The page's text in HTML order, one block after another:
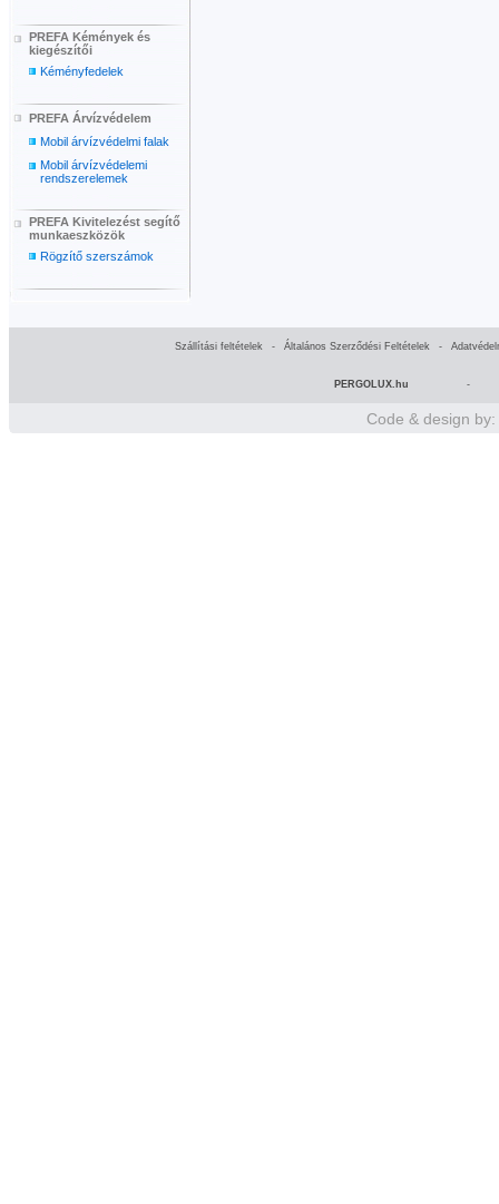
PREFA Kémények és
kiegészítői
Kéményfedelek
PREFA Árvízvédelem
Mobil árvízvédelmi falak
Mobil árvízvédelemi
rendszerelemek
PREFA Kivitelezést segítő
munkaeszközök
Rögzítő szerszámok
Szállítási feltételek - Általános Szerződési Feltételek -
PERGOLUX.hu -
Code & design by: